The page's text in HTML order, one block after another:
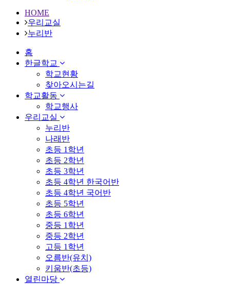
HOME
우리교실
누리반
홈
한글학교
학교현황
찾아오시는길
학교활동
학교행사
우리교실
누리반
나래반
초등 1학년
초등 2학년
초등 3학년
초등 4학년 한국어반
초등 4학년 국어반
초등 5학년
초등 6학년
중등 1학년
중등 2학년
고등 1학년
오름반(유치)
키움반(초등)
열린마당